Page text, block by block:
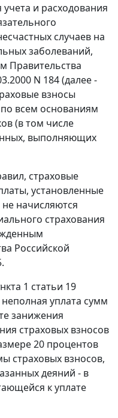
и расходования
случаев на
заболеваний,
Правительства
N 184(далее -
взносы
всем основаниям
(в том числе
выполняющих
страховые
установленные
начисляются
страхования
Российской
1 статьи 19
уплата сумм
занижения
страховых взносов
20 процентов
страховых взносов,
деяний - в
к уплате